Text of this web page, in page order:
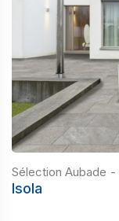
Sélection Aubade -
Isola